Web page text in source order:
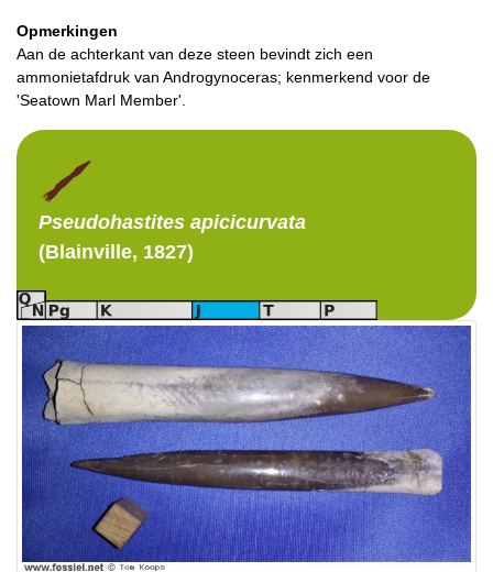
Opmerkingen
Aan de achterkant van deze steen bevindt zich een
ammonietafdruk van Androgynoceras; kenmerkend voor de
'Seatown Marl Member'.
Pseudohastites apicicurvata
(Blainville, 1827)